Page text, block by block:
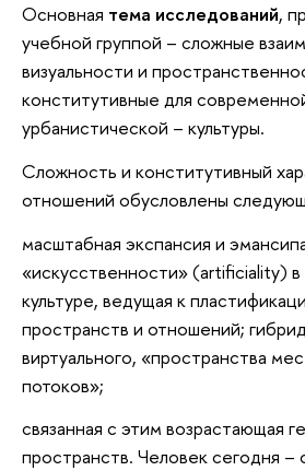
Основная тема исследований,
учебной группой – сложные
визуальности и
конститутивные для
урбанистической – культуры.
Сложность и конститутивный
отношений обусловлены
масштабная экспансия и
«искусственности» (artificiality)
культуре, ведущая к
пространств и отношений;
виртуального, «пространства
потоков»;
связанная с этим возрастающая
пространств. Человек сегодня